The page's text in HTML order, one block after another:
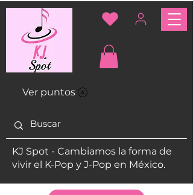
Ver puntos
KJ Spot - Cambiamos la forma de
vivir el K-Pop y J-Pop en México.